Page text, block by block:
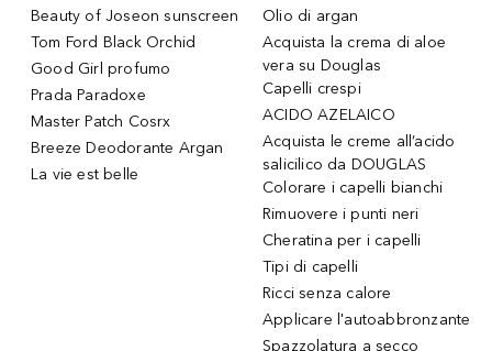
Beauty of Joseon sunscreen
Tom Ford Black Orchid
Good Girl profumo
Prada Paradoxe
Master Patch Cosrx
Breeze Deodorante Argan
La vie est belle
Olio di argan
Acquista la crema di aloe
vera su Douglas
Capelli crespi
ACIDO AZELAICO
Acquista le creme all’acido
salicilico da DOUGLAS
Colorare i capelli bianchi
Rimuovere i punti neri
Cheratina per i capelli
Tipi di capelli
Ricci senza calore
Applicare l'autoabbronzante
Spazzolatura a secco